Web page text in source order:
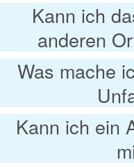
Kann ich
anderen
Was mache
Kann ich ein